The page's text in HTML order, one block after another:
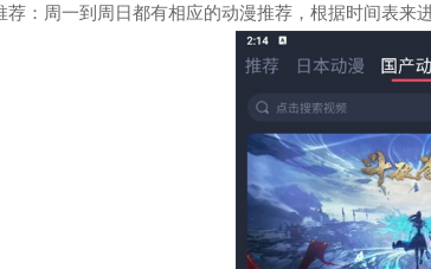
荐：周一到周日都有相应的动漫推荐，根据时间表来进